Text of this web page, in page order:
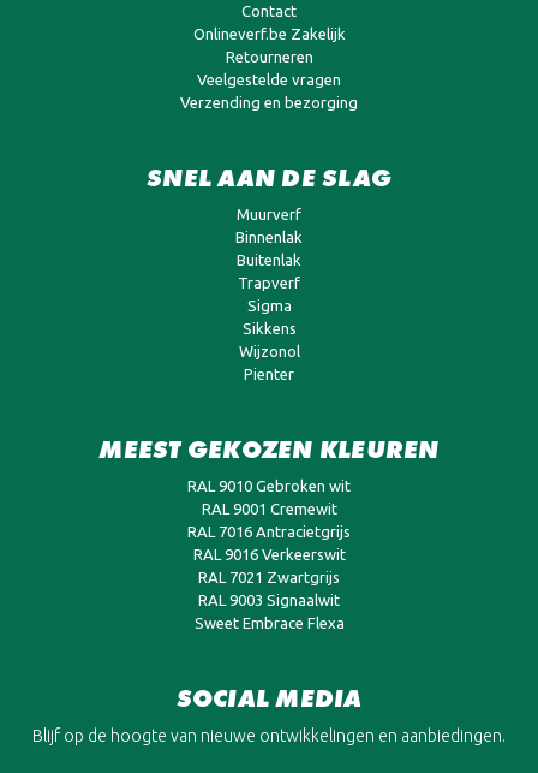
Contact
Onlineverf.be Zakelijk
Retourneren
Veelgestelde vragen
Verzending en bezorging
SNEL AAN DE SLAG
Muurverf
Binnenlak
Buitenlak
Trapverf
Sigma
Sikkens
Wijzonol
Pienter
MEEST GEKOZEN KLEUREN
RAL 9010 Gebroken wit
RAL 9001 Cremewit
RAL 7016 Antracietgrijs
RAL 9016 Verkeerswit
RAL 7021 Zwartgrijs
RAL 9003 Signaalwit
Sweet Embrace Flexa
SOCIAL MEDIA
Blijf op de hoogte van nieuwe ontwikkelingen en aanbiedingen.